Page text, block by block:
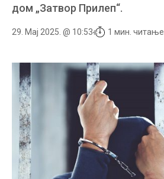
дом „Затвор Прилеп“.
29. Мај 2025. @ 10:53 1 мин. читање